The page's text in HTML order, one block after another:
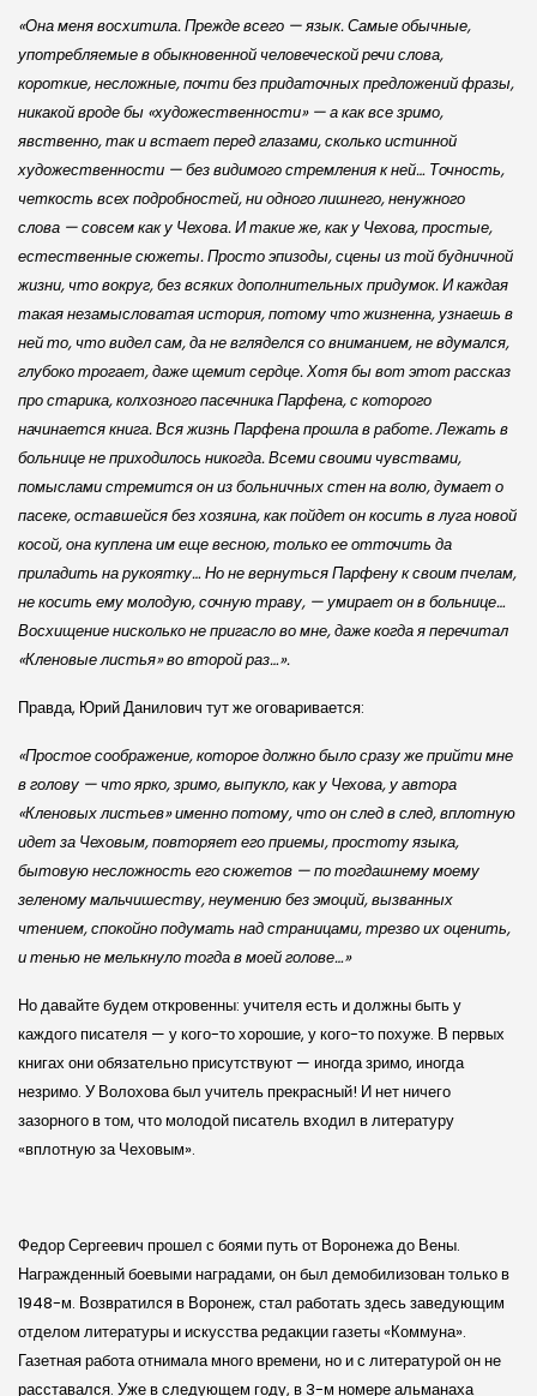
«Она меня восхитила. Прежде всего — язык. Самые обычные,
употребляемые в обыкновенной человеческой речи слова,
короткие, несложные, почти без придаточных предложений фразы,
никакой вроде бы «художественности» — а как все зримо,
явственно, так и встает перед глазами, сколько истинной
художественности — без видимого стремления к ней… Точность,
четкость всех подробностей, ни одного лишнего, ненужного
слова — совсем как у Чехова. И такие же, как у Чехова, простые,
естественные сюжеты. Просто эпизоды, сцены из той будничной
жизни, что вокруг, без всяких дополнительных придумок. И каждая
такая незамысловатая история, потому что жизненна, узнаешь в
ней то, что видел сам, да не вгляделся со вниманием, не вдумался,
глубоко трогает, даже щемит сердце. Хотя бы вот этот рассказ
про старика, колхозного пасечника Парфена, с которого
начинается книга. Вся жизнь Парфена прошла в работе. Лежать в
больнице не приходилось никогда. Всеми своими чувствами,
помыслами стремится он из больничных стен на волю, думает о
пасеке, оставшейся без хозяина, как пойдет он косить в луга новой
косой, она куплена им еще весною, только ее отточить да
приладить на рукоятку… Но не вернуться Парфену к своим пчелам,
не косить ему молодую, сочную траву, — умирает он в больнице…
Восхищение нисколько не пригасло во мне, даже когда я перечитал
«Кленовые листья» во второй раз…».
Правда, Юрий Данилович тут же оговаривается:
«Простое соображение, которое должно было сразу же прийти мне
в голову — что ярко, зримо, выпукло, как у Чехова, у автора
«Кленовых листьев» именно потому, что он след в след, вплотную
идет за Чеховым, повторяет его приемы, простоту языка,
бытовую несложность его сюжетов — по тогдашнему моему
зеленому мальчишеству, неумению без эмоций, вызванных
чтением, спокойно подумать над страницами, трезво их оценить,
и тенью не мелькнуло тогда в моей голове…»
Но давайте будем откровенны: учителя есть и должны быть у
каждого писателя — у кого-то хорошие, у кого-то похуже. В первых
книгах они обязательно присутствуют — иногда зримо, иногда
незримо. У Волохова был учитель прекрасный! И нет ничего
зазорного в том, что молодой писатель входил в литературу
«вплотную за Чеховым».
Федор Сергеевич прошел с боями путь от Воронежа до Вены.
Награжденный боевыми наградами, он был демобилизован только в
1948-м. Возвратился в Воронеж, стал работать здесь заведующим
отделом литературы и искусства редакции газеты «Коммуна».
Газетная работа отнимала много времени, но и с литературой он не
расставался. Уже в следующем году, в 3-м номере альманаха